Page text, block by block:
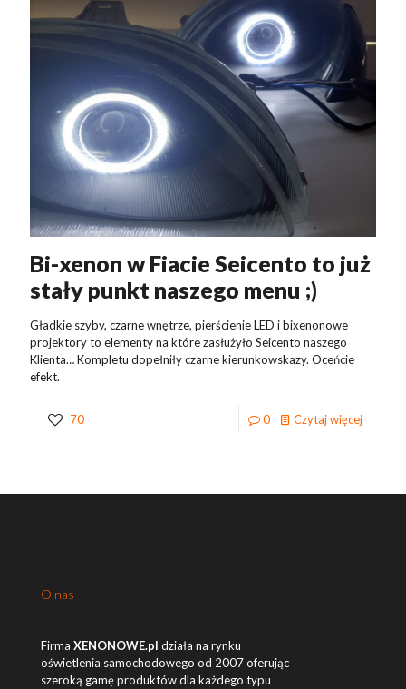
Bi-xenon w Fiacie Seicento to już
stały punkt naszego menu ;)
Gładkie szyby, czarne wnętrze, pierścienie LED i bixenonowe
projektory to elementy na które zasłużyło Seicento naszego
Klienta… Kompletu dopełniły czarne kierunkowskazy. Oceńcie
efekt.
70 0 Czytaj więcej
O nas
Firma XENONOWE.pl działa na rynku
oświetlenia samochodowego od 2007 oferując
szeroką gamę produktów dla każdego typu